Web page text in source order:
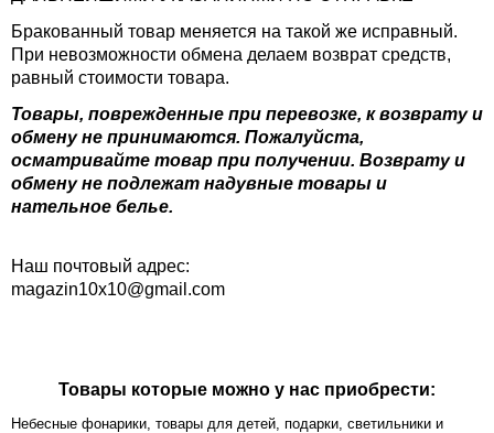
Бракованный товар меняется на такой же исправный.
При невозможности обмена делаем возврат средств,
равный стоимости товара.
Товары, поврежденные при перевозке, к возврату и
обмену не принимаются. Пожалуйста,
осматривайте товар при получении. Возврату и
обмену не подлежат надувные товары и
нательное белье.
Наш почтовый адрес:
magazin10x10@gmail.com
Товары которые можно у нас приобрести:
Небесные фонарики, товары для детей, подарки, светильники и